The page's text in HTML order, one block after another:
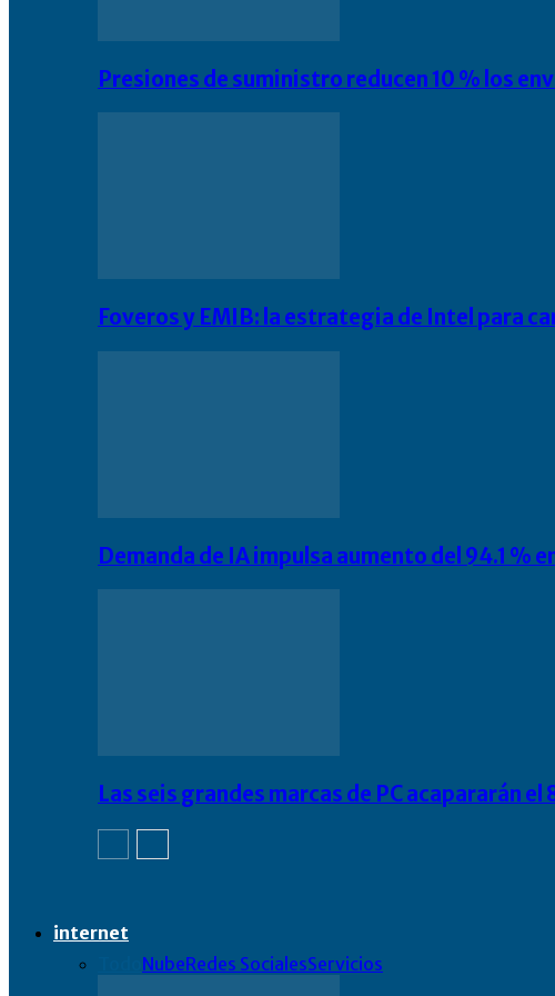
Presiones de suministro reducen 10 % los
Foveros y EMIB: la estrategia de Intel para
Demanda de IA impulsa aumento del 94.1 %
Las seis grandes marcas de PC acapararán
internet
NubeRedes SocialesServicios